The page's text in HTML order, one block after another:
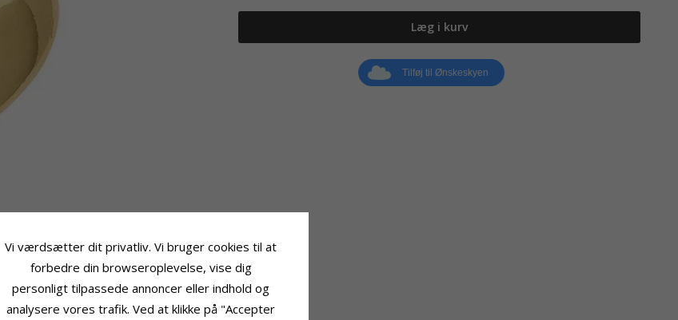
Læg i kurv
Tilføj til Ønskeskyen
Vi værdsætter dit privatliv. Vi bruger cookies til at
forbedre din browseroplevelse, vise dig
personligt tilpassede annoncer eller indhold og
analysere vores trafik. Ved at klikke på "Accepter